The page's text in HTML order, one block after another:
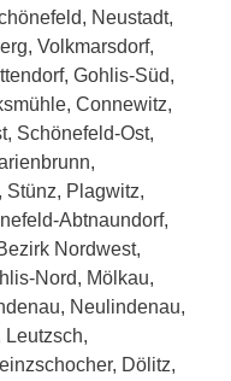
Neustadt,
Volkmarsdorf,
Gohlis-Süd,
Connewitz,
Schönefeld-Ost,
Stünz, Plagwitz,
Abtnaundorf,
Nordwest,
Nord, Mölkau,
Neulindenau,
Leutzsch,
Dölitz,